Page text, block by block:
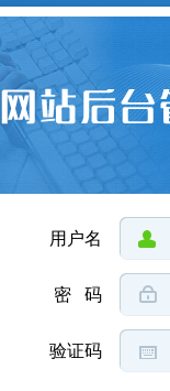
用户名
密 码
验证码